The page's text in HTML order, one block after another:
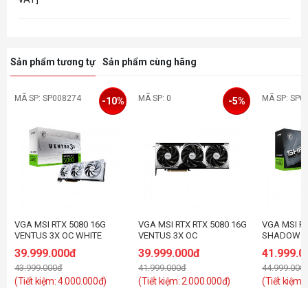
Sản phẩm tương tự Sản phẩm cùng hãng
MÃ SP: SP008274
VGA MSI RTX 5080 16G
VENTUS 3X OC WHITE
39.999.000đ
43.999.000đ
(Tiết kiệm: 4.000.000đ)
-10% MÃ SP: 0
VGA MSI RTX RTX 5080 16G
VENTUS 3X OC
39.999.000đ
41.999.000đ
(Tiết kiệm: 2.000.000đ)
-5% MÃ SP:
VGA MSI
SHADOW
(Tiết kiệm: